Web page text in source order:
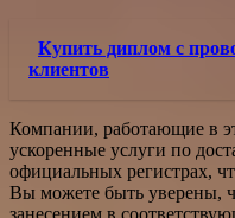
Купить диплом с
клиентов
Компании, работающие в
ускоренные услуги по
официальных регистрах,
Вы можете быть уверены,
занесением в